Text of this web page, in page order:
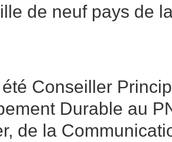
de neuf pays de
Conseiller
Durable au
de la